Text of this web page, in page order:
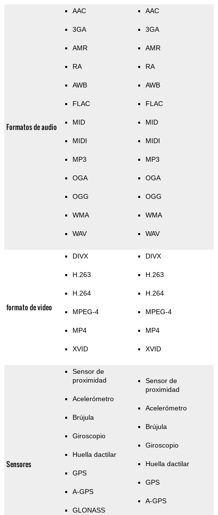
Formatos de audio
AAC
3GA
AMR
RA
AWB
FLAC
MID
MIDI
MP3
OGA
OGG
WMA
WAV
AAC
3GA
AMR
RA
AWB
FLAC
MID
MIDI
MP3
OGA
OGG
WMA
WAV
formato de video
DIVX
H.263
H.264
MPEG-4
MP4
XVID
DIVX
H.263
H.264
MPEG-4
MP4
XVID
Sensores
Sensor de
proximidad
Acelerómetro
Brújula
Giroscopio
Huella dactilar
GPS
A-GPS
GLONASS
Sensor de
proximidad
Acelerómetro
Brújula
Giroscopio
Huella dactilar
GPS
A-GPS